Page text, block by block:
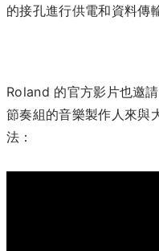
的接孔進行供電和資料傳
Roland 的官方影片也邀
節奏組的音樂製作人來與
法：